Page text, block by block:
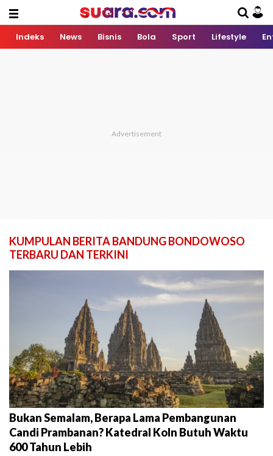
Indeks News Bisnis Bola Sport Lifestyle
KUMPULAN BERITA BANDUNG BONDOWOSO
TERBARU DAN TERKINI
Bukan Semalam, Berapa Lama Pembangunan
Candi Prambanan? Katedral Koln Butuh Waktu
600 Tahun Lebih